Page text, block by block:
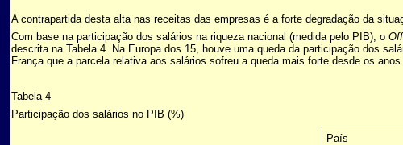
A contrapartida desta alta nas receitas das empresas é a forte degradação da
Com base na participação dos salários na riqueza nacional (medida pelo PIB), o
descrita na Tabela 4. Na Europa dos 15, houve uma queda da participação dos
França que a parcela relativa aos salários sofreu a queda mais forte desde os
Tabela 4
Participação dos salários no PIB (%)
País